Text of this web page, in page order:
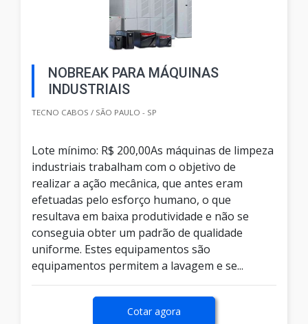
NOBREAK PARA MÁQUINAS
INDUSTRIAIS
TECNO CABOS / SÃO PAULO - SP
Lote mínimo: R$ 200,00As máquinas de limpeza
industriais trabalham com o objetivo de
realizar a ação mecânica, que antes eram
efetuadas pelo esforço humano, o que
resultava em baixa produtividade e não se
conseguia obter um padrão de qualidade
uniforme. Estes equipamentos são
equipamentos permitem a lavagem e se...
Cotar agora